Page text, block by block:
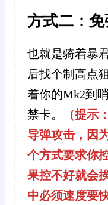
方式二：
也就是骑着暴
后找个制高点
着你的Mk2到
禁卡。
（提示
导弹攻击，因
个方式要求你
果控不好就会
中必须速度要